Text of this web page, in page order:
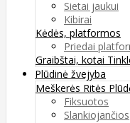
Sietai jaukui
Kibirai
Kėdės, platformos
Priedai
Graibštai, kotai
Plūdinė žvejyba
Meškerės Ritės
Fiksuotos
Slankiojančios